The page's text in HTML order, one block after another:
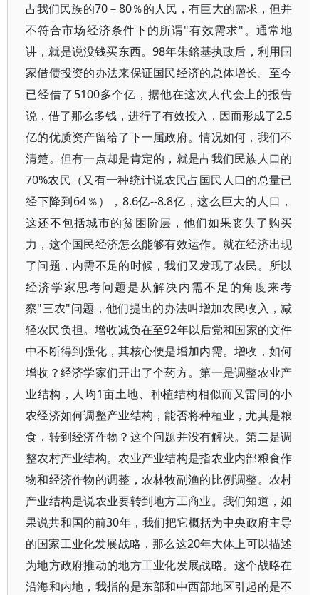
占我们民族的70－80％的人民，有巨大的需求，但并
不符合市场经济条件下的所谓"有效需求"。通常地
讲，就是说没钱买东西。98年朱鎔基执政后，利用国
家借债投资的办法来保证国民经济的总体增长。至今
已经借了5100多个亿，据他在这次人代会上的报告
说，借了那么多钱，进行了有效投入，因而形成了2.5
亿的优质资产留给了下一届政府。情况如何，我们不
清楚。但有一点却是肯定的，就是占我们民族人口的
70%农民（又有一种统计说农民占国民人口的总量已
经下降到64％），8.6亿--8.8亿，这么巨大的人口，
这还不包括城市的贫困阶层，他们如果丧失了购买
力，这个国民经济怎么能够有效运作。就在经济出现
了问题，内需不足的时候，我们又发现了农民。所以
经济学家思考问题是从解决内需不足的角度来考
察"三农"问题，他们提出的办法叫增加农民收入，减
轻农民负担。增收减负在至92年以后党和国家的文件
中不断得到强化，其核心便是增加内需。增收，如何
增收？经济学家们开出了个药方。第一是调整农业产
业结构，人均1亩土地、种植结构相似而又雷同的小
农经济如何调整产业结构，能否将种植业，尤其是粮
食，转到经济作物？这个问题并没有解决。第二是调
整农村产业结构。农业产业结构是指农业内部粮食作
物和经济作物的调整，农林牧副渔的比例调整。农村
产业结构是说农业要转到地方工商业。我们知道，如
果说共和国的前30年，我们把它概括为中央政府主导
的国家工业化发展战略，那么这20年大体上可以描述
为地方政府推动的地方工业化发展战略。这个战略在
沿海和内地，我指的是东部和中西部地区引起的是不